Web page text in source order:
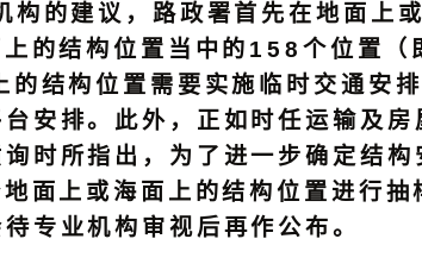
建议，路政署首先在地面上或
的结构位置当中的158个位置
结构位置需要实施临时交通安
安排。此外，正如时任运输及
时所指出，为了进一步确定结
面上或海面上的结构位置进行
专业机构审视后再作公布。